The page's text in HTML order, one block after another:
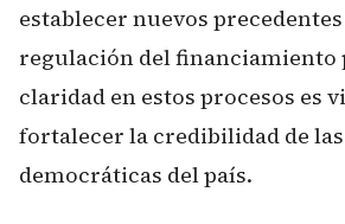
establecer nuevos
regulación del financiamiento
claridad en estos procesos es
fortalecer la credibilidad de
democráticas del país.